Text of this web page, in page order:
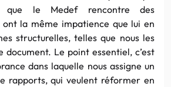
que le Medef rencontre des
la même impatience que lui en
structurelles, telles que nous les
document. Le point essentiel, c’est
dans laquelle nous assigne un
rapports, qui veulent réformer en